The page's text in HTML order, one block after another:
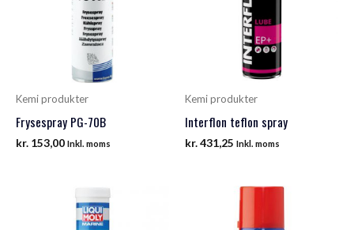
Kemi produkter
Frysespray PG-70B
kr. 153,00 Inkl. moms
Kemi produkter
Interflon teflon spray
kr.431,25 Inkl. moms